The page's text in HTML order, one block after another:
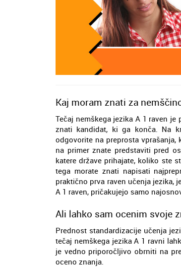
Kaj moram znati za
Tečaj nemškega jezika A 1 raven
znati kandidat, ki ga konča. Na
odgovorite na preprosta vprašanja,
na primer znate predstaviti pred
katere države prihajate, koliko ste
tega morate znati napisati
praktično prva raven učenja jezika,
A 1 raven, pričakujejo samo
Ali lahko sam ocenim svoje
Prednost standardizacije učenja
tečaj nemškega jezika A 1 ravni
je vedno priporočljivo obrniti na
oceno znanja.